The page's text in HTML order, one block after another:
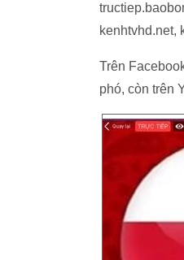
kenhtvhd.net,
Trên
phó, còn trên